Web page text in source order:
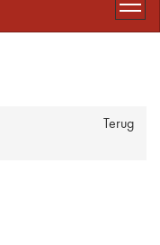
Terug